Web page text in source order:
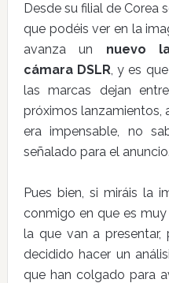
Desde su filial de Corea
que podéis ver en la
avanza un nuevo
cámara DSLR, y es
las marcas dejan
próximos lanzamientos,
era impensable, no
señalado para el anuncio.
Pues bien, si miráis la
conmigo en que es
la que van a
decidido hacer un
que han colgado para